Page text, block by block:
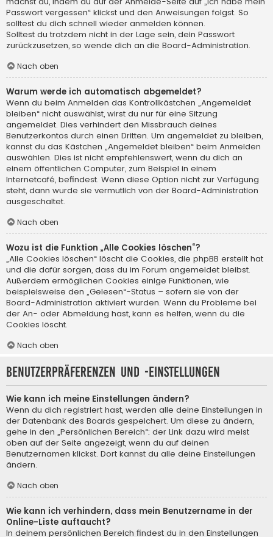
Passwort vergessen“ klickst und den Anweisungen folgst. So
solltest du dich schnell wieder anmelden können.
Solltest du trotzdem nicht in der Lage sein, dein Passwort
zurückzusetzen, so wende dich an die Board-Administration.
Nach oben
Warum werde ich automatisch abgemeldet?
Wenn du beim Anmelden das Kontrollkästchen „Angemeldet
bleiben“ nicht auswählst, wirst du nur für eine Sitzung
angemeldet. Dies verhindert den Missbrauch deines
Benutzerkontos durch einen Dritten. Um angemeldet zu bleiben,
kannst du das Kästchen „Angemeldet bleiben“ beim Anmelden
auswählen. Dies ist nicht empfehlenswert, wenn du dich an
einem öffentlichen Computer, zum Beispiel in einem
Internetcafé, befindest. Wenn diese Option nicht zur Verfügung
steht, dann wurde sie vermutlich von der Board-Administration
ausgeschaltet.
Nach oben
Wozu ist die Funktion „Alle Cookies löschen“?
„Alle Cookies löschen“ löscht die Cookies, die phpBB erstellt hat
und die dafür sorgen, dass du im Forum angemeldet bleibst.
Außerdem ermöglichen Cookies einige Funktionen, wie
beispielsweise den „Gelesen“-Status – sofern sie von der
Board-Administration aktiviert wurden. Wenn du Probleme bei
der An- oder Abmeldung hast, kann es helfen, wenn du die
Cookies löscht.
Nach oben
Benutzerpräferenzen und -einstellungen
Wie kann ich meine Einstellungen ändern?
Wenn du dich registriert hast, werden alle deine Einstellungen in
der Datenbank des Boards gespeichert. Um diese zu ändern,
gehe in den „Persönlichen Bereich“; der Link dazu wird meist
oben auf der Seite angezeigt, wenn du auf deinen
Benutzernamen klickst. Dort kannst du alle deine Einstellungen
ändern.
Nach oben
Wie kann ich verhindern, dass mein Benutzername in der
Online-Liste auftaucht?
In deinem persönlichen Bereich findest du in den Einstellungen